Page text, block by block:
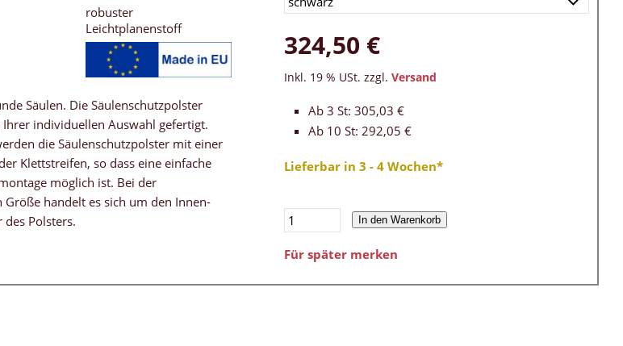
robuster
Leichtplanenstoff
Säulen. Die Säulenschutzpolster
individuellen Auswahl gefertigt.
die Säulenschutzpolster mit einer
Klettstreifen, so dass eine einfache
möglich ist. Bei der
Größe handelt es sich um den Innen-
des Polsters.
324,50 €
Inkl. 19 % USt. zzgl. Versand
Ab 3 St: 305,03 €
Ab 10 St: 292,05 €
Lieferbar in 3 - 4 Wochen*
In den Warenkorb
Für später merken